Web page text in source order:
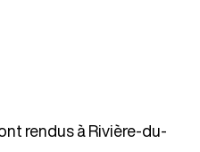
rendus à Rivière-du-